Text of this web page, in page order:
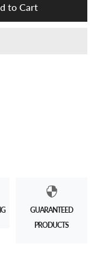
to Cart
GUARANTEED
PRODUCTS